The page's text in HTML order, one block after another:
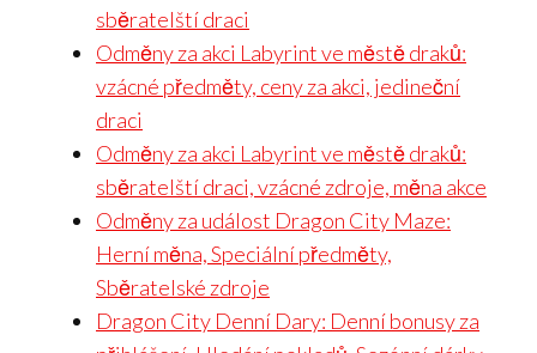
sběratelští draci
Odměny za akci Labyrint ve městě draků:
vzácné předměty, ceny za akci, jedineční
draci
Odměny za akci Labyrint ve městě draků:
sběratelští draci, vzácné zdroje, měna akce
Odměny za událost Dragon City Maze:
Herní měna, Speciální předměty,
Sběratelské zdroje
Dragon City Denní Dary: Denní bonusy za